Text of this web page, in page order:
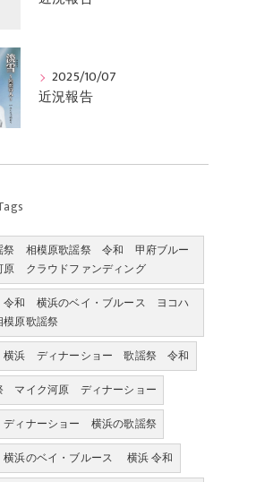
2025/10/07
近況報告
祭 相模原歌謡祭 令和 甲府ブルー
クラウドファンディング
和 横浜のベイ・ブルース ヨコハ
原歌謡祭
横浜 ディナーショー 歌謡祭 令和
マイク河原 ディナーショー
ィナーショー 横浜の歌謡祭
浜のベイ・ブルース 横浜 令和